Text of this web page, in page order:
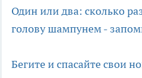
Один или два: сколько
голову шампунем -
Бегите и спасайте свои